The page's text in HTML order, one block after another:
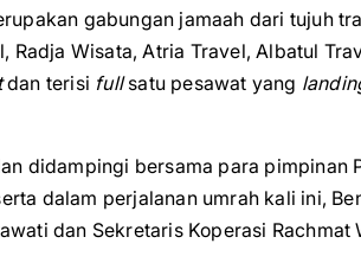
gabungan jamaah dari tujuh
Radja Wisata, Atria Travel, Albatul
dan terisi fullsatu pesawat yang
didampingi bersama para pimpinan
dalam perjalanan umrah kali ini,
dan Sekretaris Koperasi Rachmat